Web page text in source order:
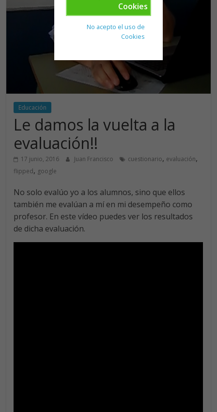
Cookies
No acepto el uso de
Cookies
Educación
Le damos la vuelta a la
evaluación!!
17 junio, 2016 Juan Francisco cuestionario, evaluación,
flipped, google
No solo evalúo yo a los alumnos, sino que ellos
también me evalúan a mí en mi desempeño como
profesor. En este vídeo puedes ver los resultados
de dicha evaluación.